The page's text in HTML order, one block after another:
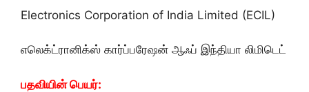
Electronics Corporation of India Limited (ECIL)
எலெக்ட்ரானிக்ஸ் கார்ப்பரேஷன் ஆஃப் இந்தியா லிமிடெட்
பதவியின் பெயர்: